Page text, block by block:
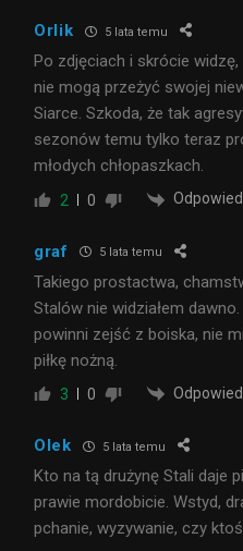
Orlik 5 lata temu
Po zdjęciach i skrócie
nie mogą przeżyć swojej
Siarce. Szkoda, że tak
sezonów temu tylko teraz
młodych chłopaszkach.
2 0
graf 5 lata temu
Takiego prostactwa,
Stalów nie widziałem
powinni zejść z boiska, nie
piłkę nożną.
3 0
Olek 5 lata temu
Kto na tą drużynę Stali daje
prawie mordobicie. Wstyd,
pchanie, wyzywanie, czy